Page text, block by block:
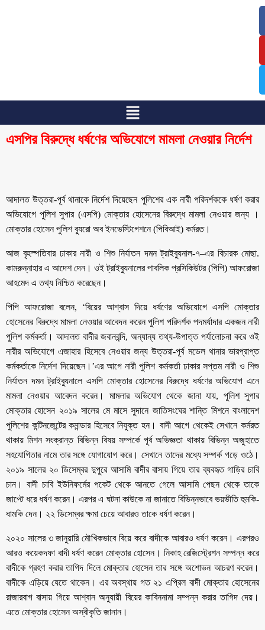
এসপির বিরুদ্ধে ধর্ষণের অভিযোগে মামলা নেওয়ার নির্দেশ
আদালত উত্তরা-পূর্ব থানাকে নির্দেশ দিয়েছেন পুলিশের এক নারী পরিদর্শককে ধর্ষণ করার
অভিযোগে পুলিশ সুপার (এসপি) মোক্তার হোসেনের বিরুদ্ধে মামলা নেওয়ার জন্য ।
মোক্তার হোসেন পুলিশ ব্যুরো অব ইনভেস্টিগেশনে (পিবিআই) কর্মরত।
আজ বৃহস্পতিবার ঢাকার নারী ও শিশু নির্যাতন দমন ট্রাইব্যুনাল-৭–এর বিচারক মোছা.
কামরুন্নাহার এ আদেশ দেন। ওই ট্রাইব্যুনালের পাবলিক প্রসিকিউটর (পিপি) আফরোজা
আহমেদ এ তথ্য নিশ্চিত করেছেন।
পিপি আফরোজা বলেন, ‘বিয়ের আশ্বাস দিয়ে ধর্ষণের অভিযোগে এসপি মোক্তার
হোসেনের বিরুদ্ধে মামলা নেওয়ার আবেদন করেন পুলিশ পরিদর্শক পদমর্যাদার একজন নারী
পুলিশ কর্মকর্তা। আদালত বাদীর জবানবন্দি, অন্যান্য তথ্য-উপাত্ত পর্যালোচনা করে ওই
নারীর অভিযোগে এজাহার হিসেবে নেওয়ার জন্য উত্তরা-পূর্ব মডেল থানার ভারপ্রাপ্ত
কর্মকর্তাকে নির্দেশ দিয়েছেন।’এর আগে নারী পুলিশ কর্মকর্তা ঢাকার সপ্তম নারী ও শিশু
নির্যাতন দমন ট্রাইব্যুনালে এসপি মোক্তার হোসেনের বিরুদ্ধে ধর্ষণের অভিযোগ এনে
মামলা নেওয়ার আবেদন করেন। মামলার অভিযোগ থেকে জানা যায়, পুলিশ সুপার
মোক্তার হোসেন ২০১৯ সালের মে মাসে সুদানে জাতিসংঘের শান্তি মিশনে বাংলাদেশ
পুলিশের কন্টিনজেন্টের কমান্ডার হিসেবে নিযুক্ত হন। বাদী আগে থেকেই সেখানে কর্মরত
থাকায় মিশন সংক্রান্ত বিভিন্ন বিষয় সম্পর্কে পূর্ব অভিজ্ঞতা থাকায় বিভিন্ন অজুহাতে
সহযোগিতার নামে তার সঙ্গে যোগাযোগ করে। সেখানে তাদের মধ্যে সম্পর্ক গড়ে ওঠে।
২০১৯ সালের ২০ ডিসেম্বর দুপুরে আসামি বাদীর বাসায় গিয়ে তার ব্যবহৃত গাড়ির চাবি
চান। বাদী চাবি ইউনিফর্মের পকেট থেকে আনতে গেলে আসামি পেছন থেকে তাকে
জাপ্টে ধরে ধর্ষণ করেন। এরপর এ ঘটনা কাউকে না জানাতে বিভিন্নভাবে ভয়ভীতি হুমকি-
ধামকি দেন। ২২ ডিসেম্বর ক্ষমা চেয়ে আবারও তাকে ধর্ষণ করেন।
২০২০ সালের ৩ জানুয়ারি মৌখিকভাবে বিয়ে করে বাদীকে আবারও ধর্ষণ করেন। এরপরও
আরও কয়েকদফা বাদী ধর্ষণ করেন মোক্তার হোসেন। নিকাহ রেজিস্ট্রেশন সম্পন্ন করে
বাদীকে গ্রহণ করার তাগিদ দিলে মোক্তার হোসেন তার সঙ্গে অশোভন আচরণ করেন।
বাদীকে এড়িয়ে যেতে থাকেন। এর অবস্থায় গত ২১ এপ্রিল বাদী মোক্তার হোসেনের
রাজারবাগ বাসায় গিয়ে আশ্বান অনুযায়ী বিয়ের কাবিননামা সম্পন্ন করার তাগিদ দেয়।
এতে মোক্তার হোসেন অস্বীকৃতি জানান।